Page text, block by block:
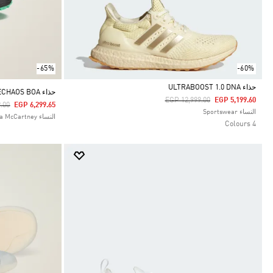
-60%
Selected
حذاء ULTRABOOST 1.0 DNA
Price Reduced From
EGP 12,999.00ToEGP 5,199.60
النساء Sportswear
4 Colours
-65%
حذاء ADIDAS BY STELLA MCCARTNEY CODECHAOS BOA
From
ToEGP 6,299.65
النساء adidas by Stella McCartney